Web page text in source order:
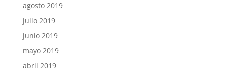
agosto 2019
julio 2019
junio 2019
mayo 2019
abril 2019